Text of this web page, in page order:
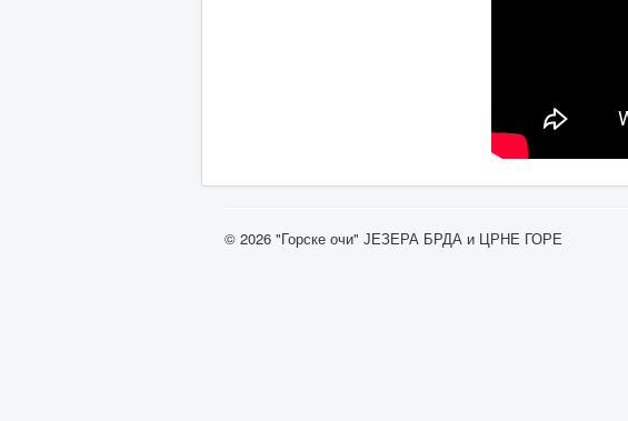
© 2026 "Горске очи" ЈЕЗЕРА БРДА и ЦРНЕ ГОРЕ